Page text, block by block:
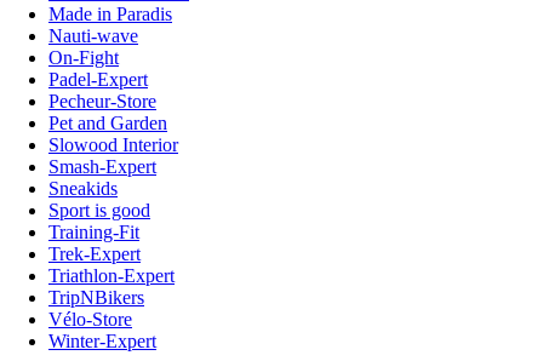
Made in Paradis
Nauti-wave
On-Fight
Padel-Expert
Pecheur-Store
Pet and Garden
Slowood Interior
Smash-Expert
Sneakids
Sport is good
Training-Fit
Trek-Expert
Triathlon-Expert
TripNBikers
Vélo-Store
Winter-Expert